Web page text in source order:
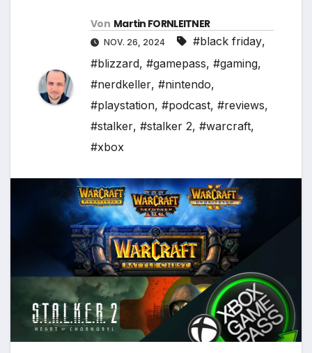
Von Martin FORNLEITNER
NOV. 26, 2024 #black friday,
#blizzard, #gamepass, #gaming,
#nerdkeller, #nintendo,
#playstation, #podcast, #reviews,
#stalker, #stalker 2, #warcraft,
#xbox